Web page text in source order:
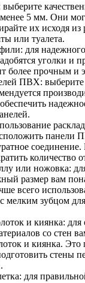
5 мм. Они
их исходя из
или туалета.
для
уголки и
более прочным и
ПВХ:
панели
соединение.
количество
или ножовка:
размер вам
всего
мелким зубцом
и киянка: для
со стен
и киянка. Это
стены
для